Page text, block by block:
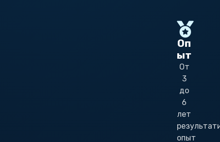
Оп
ыт
От
3
до
6
лет
опыт